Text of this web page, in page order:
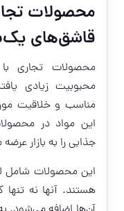
محصولات
قاشق‌های
محصولات تجاری با
محبوبیت زیادی
مناسب و خلاقیت
این مواد در
جذابی را به بازار
این محصولات شامل
هستند. آنها نه تنها